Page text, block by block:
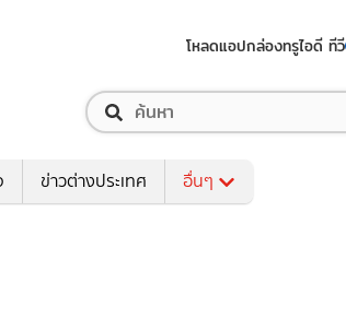
โหลดแอปกล่องทรูไอดี ทีวี
ข่าวต่างประเทศ อื่นๆ